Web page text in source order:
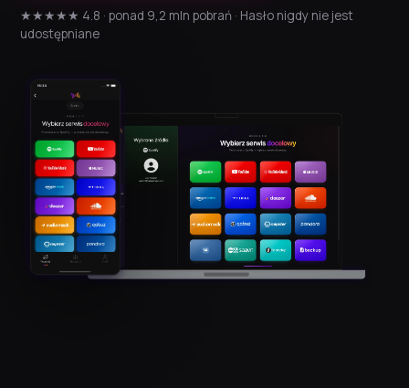
★★★★★ 4.8 · ponad 9,2 mln pobrań · Hasło nigdy nie jest
udostępniane